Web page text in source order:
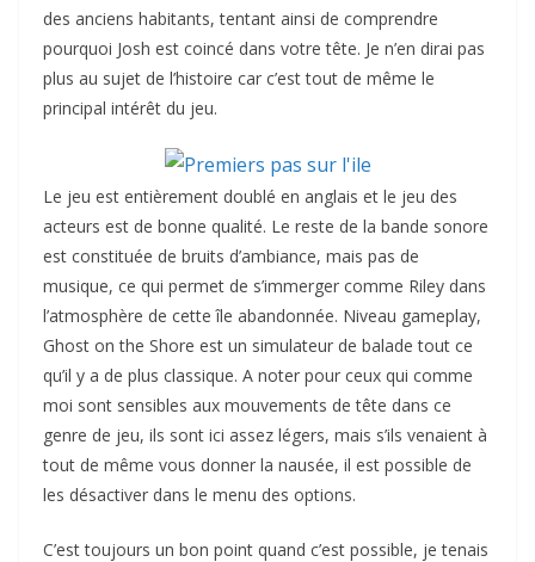
des anciens habitants, tentant ainsi de comprendre
pourquoi Josh est coincé dans votre tête. Je n’en dirai pas
plus au sujet de l’histoire car c’est tout de même le
principal intérêt du jeu.
Le jeu est entièrement doublé en anglais et le jeu des
acteurs est de bonne qualité. Le reste de la bande sonore
est constituée de bruits d’ambiance, mais pas de
musique, ce qui permet de s’immerger comme Riley dans
l’atmosphère de cette île abandonnée. Niveau gameplay,
Ghost on the Shore est un simulateur de balade tout ce
qu’il y a de plus classique. A noter pour ceux qui comme
moi sont sensibles aux mouvements de tête dans ce
genre de jeu, ils sont ici assez légers, mais s’ils venaient à
tout de même vous donner la nausée, il est possible de
les désactiver dans le menu des options.
C’est toujours un bon point quand c’est possible, je tenais